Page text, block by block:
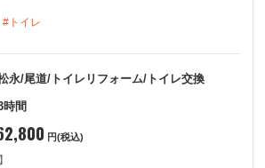
トイレ
永/尾道/トイレリフォーム/トイレ交換
時間
円(税込)